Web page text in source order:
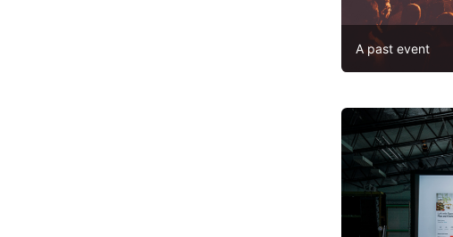
A past event